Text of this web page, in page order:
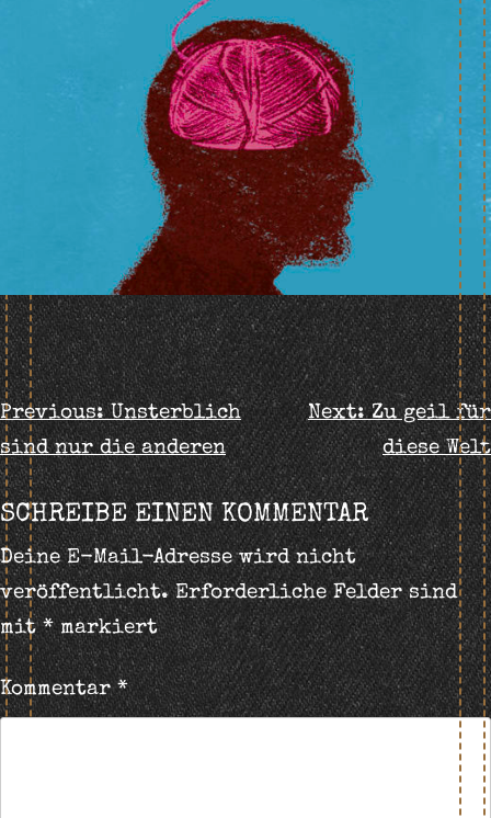
BEITRAGS-
NAVIGATION
Previous: Unsterblich
sind nur die anderen
Next: Zu geil für
diese Welt
SCHREIBE EINEN KOMMENTAR
Deine E-Mail-Adresse wird nicht
veröffentlicht. Erforderliche Felder sind
mit*markiert
Kommentar*